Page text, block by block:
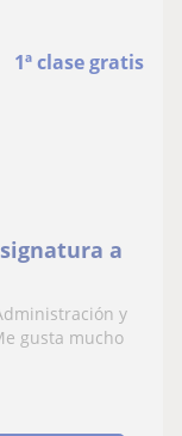
1ª clase gratis
a
y
gusta mucho